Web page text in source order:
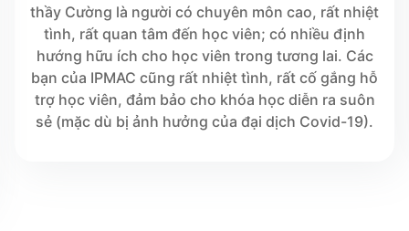
thầy Cường là người có chuyên môn cao, rất nhiệt
tình, rất quan tâm đến học viên; có nhiều định
hướng hữu ích cho học viên trong tương lai. Các
bạn của IPMAC cũng rất nhiệt tình, rất cố gắng hỗ
trợ học viên, đảm bảo cho khóa học diễn ra suôn
sẻ (mặc dù bị ảnh hưởng của đại dịch Covid-19).